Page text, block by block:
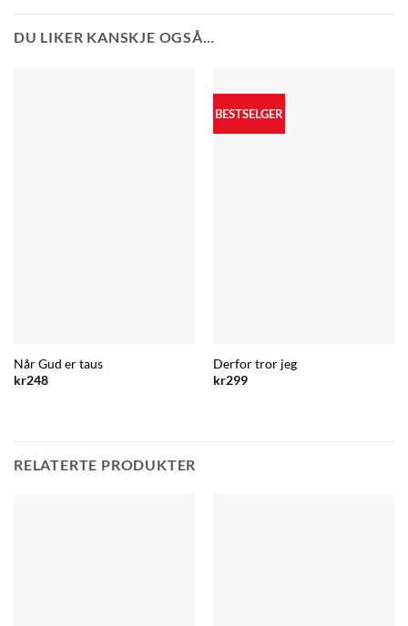
DU LIKER KANSKJE OGSÅ…
Når Gud er taus
kr248
BESTSELGER
Derfor tror jeg
kr299
RELATERTE PRODUKTER